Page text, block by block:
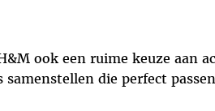
ook een ruime keuze aan
die perfect